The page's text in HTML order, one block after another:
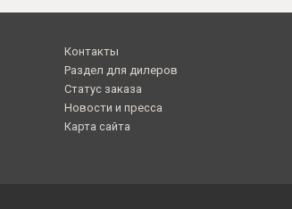
Контакты
Раздел для дилеров
Статус заказа
Новости и пресса
Карта сайта